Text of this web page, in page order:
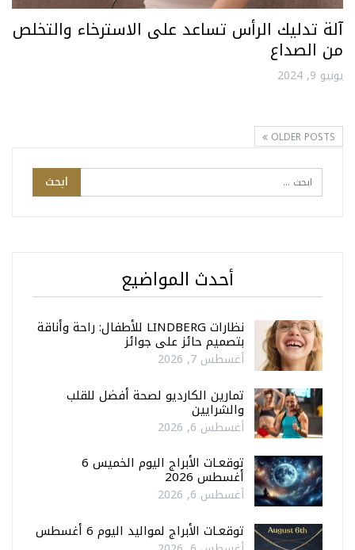
آلة تدليك الرأس تساعد على الاسترخاء والتخلص
من الصداع
يونيو 9, 2024
OLDER POSTS
أحدث المواضيع
نظارات LINDBERG للأطفال: راحة وأناقة
بتصميم حائز على جوائز
أغسطس 7, 2026
تمارين الكارديو لصحة أفضل للقلب
والشرايين
أغسطس 6, 2026
توقعـات الأبراج اليوم الخميس 6
أغسطس 2026
أغسطس 6, 2026
توقعـات الأبراج لمواليد اليوم 6 أغسطس